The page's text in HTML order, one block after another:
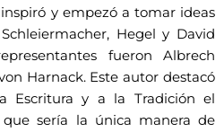
inspiró y empezó a tomar ideas
Hegel y David
fueron Albrech
Harnack. Este autor destacó
Escritura y a la Tradición el
que sería la única manera de